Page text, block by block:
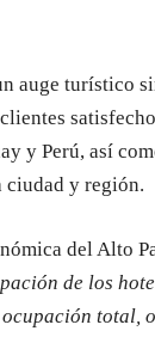
auge turístico
y Perú, así
ciudad y región.
del Alto
de los
total,